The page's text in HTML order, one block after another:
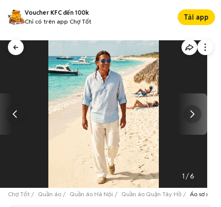
Voucher KFC đến 100k
Chỉ có trên app Chợ Tốt
Tải app
1 /6
Chợ Tốt Quần áo Quần áo Hà Nội Quần áo Quận Tây Hồ Áo sơ mi